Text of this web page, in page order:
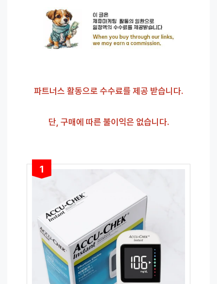
파트너스 활동으로 수수료를 제공 받습니다.
단, 구매에 따른 불이익은 없습니다.
1